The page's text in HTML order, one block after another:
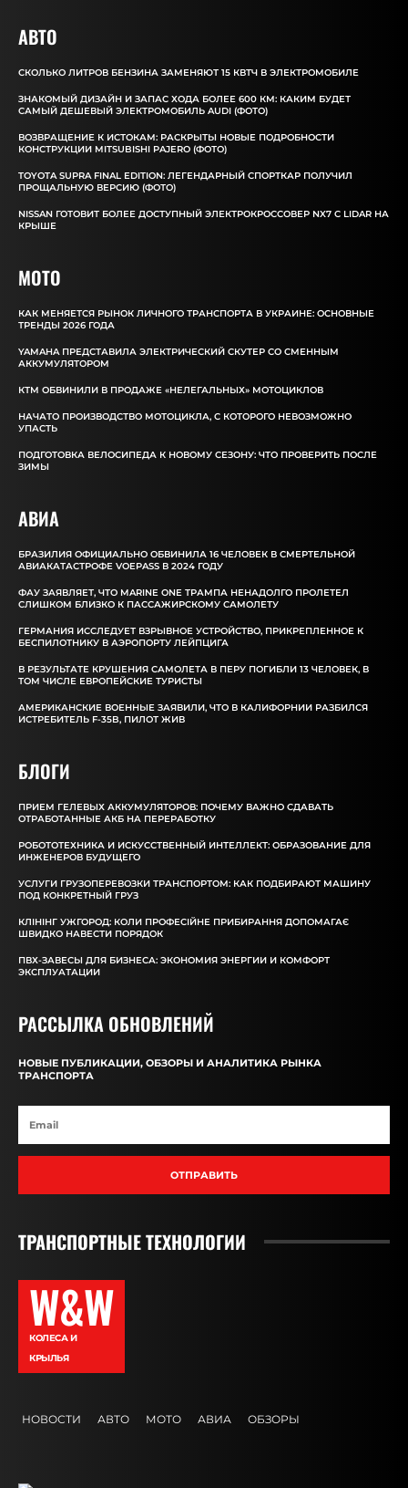
АВТО
СКОЛЬКО ЛИТРОВ БЕНЗИНА ЗАМЕНЯЮТ 15 КВТЧ В ЭЛЕКТРОМОБИЛЕ
ЗНАКОМЫЙ ДИЗАЙН И ЗАПАС ХОДА БОЛЕЕ 600 КМ: КАКИМ БУДЕТ
САМЫЙ ДЕШЕВЫЙ ЭЛЕКТРОМОБИЛЬ AUDI (ФОТО)
ВОЗВРАЩЕНИЕ К ИСТОКАМ: РАСКРЫТЫ НОВЫЕ ПОДРОБНОСТИ
КОНСТРУКЦИИ MITSUBISHI PAJERO (ФОТО)
TOYOTA SUPRA FINAL EDITION: ЛЕГЕНДАРНЫЙ СПОРТКАР ПОЛУЧИЛ
ПРОЩАЛЬНУЮ ВЕРСИЮ (ФОТО)
NISSAN ГОТОВИТ БОЛЕЕ ДОСТУПНЫЙ ЭЛЕКТРОКРОССОВЕР NX7 С LIDAR НА
КРЫШЕ
MOTO
КАК МЕНЯЕТСЯ РЫНОК ЛИЧНОГО ТРАНСПОРТА В УКРАИНЕ: ОСНОВНЫЕ
ТРЕНДЫ 2026 ГОДА
YAMAHA ПРЕДСТАВИЛА ЭЛЕКТРИЧЕСКИЙ СКУТЕР СО СМЕННЫМ
АККУМУЛЯТОРОМ
КТМ ОБВИНИЛИ В ПРОДАЖЕ «НЕЛЕГАЛЬНЫХ» МОТОЦИКЛОВ
НАЧАТО ПРОИЗВОДСТВО МОТОЦИКЛА, С КОТОРОГО НЕВОЗМОЖНО
УПАСТЬ
ПОДГОТОВКА ВЕЛОСИПЕДА К НОВОМУ СЕЗОНУ: ЧТО ПРОВЕРИТЬ ПОСЛЕ
ЗИМЫ
АВИА
БРАЗИЛИЯ ОФИЦИАЛЬНО ОБВИНИЛА 16 ЧЕЛОВЕК В СМЕРТЕЛЬНОЙ
АВИАКАТАСТРОФЕ VOEPASS В 2024 ГОДУ
ФАУ ЗАЯВЛЯЕТ, ЧТО MARINE ONE ТРАМПА НЕНАДОЛГО ПРОЛЕТЕЛ
СЛИШКОМ БЛИЗКО К ПАССАЖИРСКОМУ САМОЛЕТУ
ГЕРМАНИЯ ИССЛЕДУЕТ ВЗРЫВНОЕ УСТРОЙСТВО, ПРИКРЕПЛЕННОЕ К
БЕСПИЛОТНИКУ В АЭРОПОРТУ ЛЕЙПЦИГА
В РЕЗУЛЬТАТЕ КРУШЕНИЯ САМОЛЕТА В ПЕРУ ПОГИБЛИ 13 ЧЕЛОВЕК, В
ТОМ ЧИСЛЕ ЕВРОПЕЙСКИЕ ТУРИСТЫ
АМЕРИКАНСКИЕ ВОЕННЫЕ ЗАЯВИЛИ, ЧТО В КАЛИФОРНИИ РАЗБИЛСЯ
ИСТРЕБИТЕЛЬ F-35B, ПИЛОТ ЖИВ
БЛОГИ
ПРИЕМ ГЕЛЕВЫХ АККУМУЛЯТОРОВ: ПОЧЕМУ ВАЖНО СДАВАТЬ
ОТРАБОТАННЫЕ АКБ НА ПЕРЕРАБОТКУ
РОБОТОТЕХНИКА И ИСКУССТВЕННЫЙ ИНТЕЛЛЕКТ: ОБРАЗОВАНИЕ ДЛЯ
ИНЖЕНЕРОВ БУДУЩЕГО
УСЛУГИ ГРУЗОПЕРЕВОЗКИ ТРАНСПОРТОМ: КАК ПОДБИРАЮТ МАШИНУ
ПОД КОНКРЕТНЫЙ ГРУЗ
КЛІНІНГ УЖГОРОД: КОЛИ ПРОФЕСІЙНЕ ПРИБИРАННЯ ДОПОМАГАЄ
ШВИДКО НАВЕСТИ ПОРЯДОК
ПВХ-ЗАВЕСЫ ДЛЯ БИЗНЕСА: ЭКОНОМИЯ ЭНЕРГИИ И КОМФОРТ
ЭКСПЛУАТАЦИИ
РАССЫЛКА ОБНОВЛЕНИЙ
НОВЫЕ ПУБЛИКАЦИИ, ОБЗОРЫ И АНАЛИТИКА РЫНКА
ТРАНСПОРТА
ОТПРАВИТЬ
ТРАНСПОРТНЫЕ ТЕХНОЛОГИИ
W&W
КОЛЕСА И
КРЫЛЬЯ
НОВОСТИ АВТО МОТО АВИА ОБЗОРЫ